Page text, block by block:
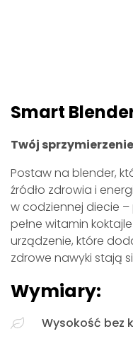
Smart
Twój
Postaw na blender,
źródło zdrowia i
w codziennej diecie
pełne witamin
urządzenie, które
zdrowe nawyki stają
Wymiary:
Wysokość bez